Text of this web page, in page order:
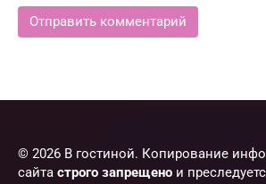
© 2026 В гостиной. Копирование
сайта строго запрещено и